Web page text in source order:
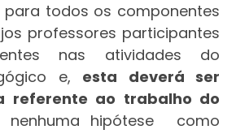
para todos os componentes
professores participantes
nas atividades do
e, esta deverá ser
referente ao trabalho do
nenhuma hipótese como